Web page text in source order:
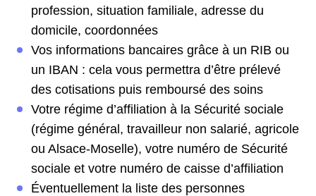
profession, situation familiale, adresse du
domicile, coordonnées
Vos informations bancaires grâce à un RIB ou
un IBAN : cela vous permettra d’être prélevé
des cotisations puis remboursé des soins
Votre régime d’affiliation à la Sécurité sociale
(régime général, travailleur non salarié, agricole
ou Alsace-Moselle), votre numéro de Sécurité
sociale et votre numéro de caisse d’affiliation
Éventuellement la liste des personnes